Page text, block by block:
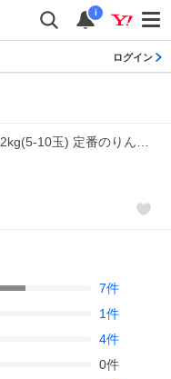
i
ログイン
7件
1件
4件
0件